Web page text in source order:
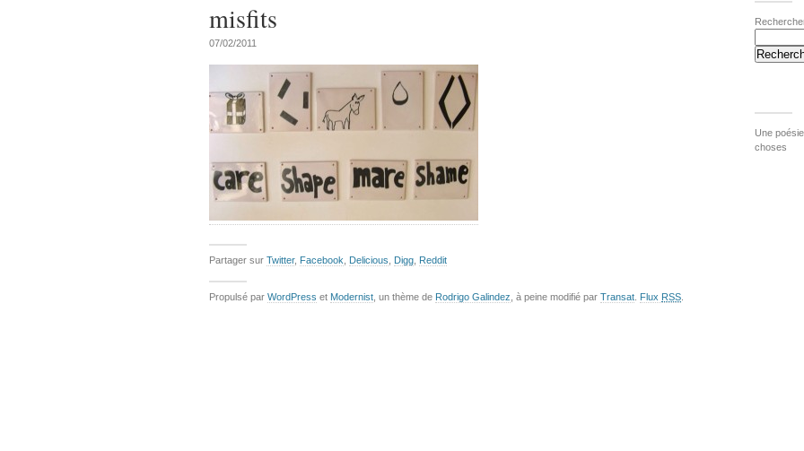
misfits
07/02/2011
Partager sur Twitter, Facebook Delicious Digg Reddit
Une
choses
Propulsé par WordPress et Modernist , un thème de Rodrigo Galindez , à peine modifié par Transat Flux RSS